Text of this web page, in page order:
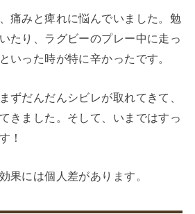
痛みと痺れに悩んでいました。勉
たり、ラグビーのプレー中に走っ
いった時が特に辛かったです。
ずだんだんシビレが取れてきて、
きました。そして、いまではすっ
！
果には個人差があります。